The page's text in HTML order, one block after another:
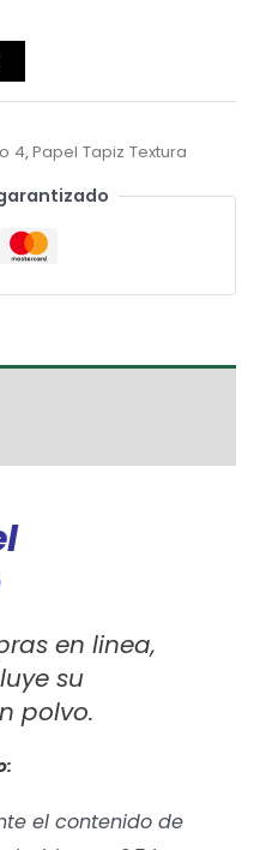
4,Papel Tapiz Textura
en linea,
su
polvo.
el contenido de